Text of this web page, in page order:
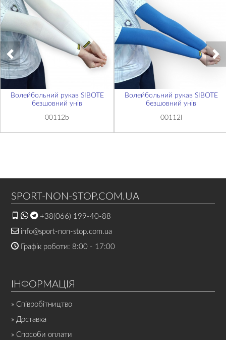
Волейбольний рукав SIBOTE
безшовний унів
00112b
Волейбольний рукав SIBOTE
безшовний унів
00112l
SPORT-NON-STOP.COM.UA
+38(066) 199-40-88
info@sport-non-stop.com.ua
Графік роботи: 8:00 - 17:00
ІНФОРМАЦІЯ
» Співробітництво
» Доставка
» Способи оплати